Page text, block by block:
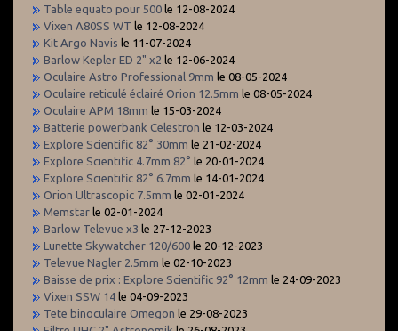
Table equato pour 500 le 12-08-2024
Vixen A80SS WT le 12-08-2024
Kit Argo Navis le 11-07-2024
Barlow Kepler ED 2" x2 le 12-06-2024
Oculaire Astro Professional 9mm le 08-05-2024
Oculaire reticulé éclairé Orion 12.5mm le 08-05-2024
Oculaire APM 18mm le 15-03-2024
Batterie powerbank Celestron le 12-03-2024
Explore Scientific 82° 30mm le 21-02-2024
Explore Scientific 4.7mm 82° le 20-01-2024
Explore Scientific 82° 6.7mm le 14-01-2024
Orion Ultrascopic 7.5mm le 02-01-2024
Memstar le 02-01-2024
Barlow Televue x3 le 27-12-2023
Lunette Skywatcher 120/600 le 20-12-2023
Televue Nagler 2.5mm le 02-10-2023
Baisse de prix : Explore Scientific 92° 12mm le 24-09-2023
Vixen SSW 14 le 04-09-2023
Tete binoculaire Omegon le 29-08-2023